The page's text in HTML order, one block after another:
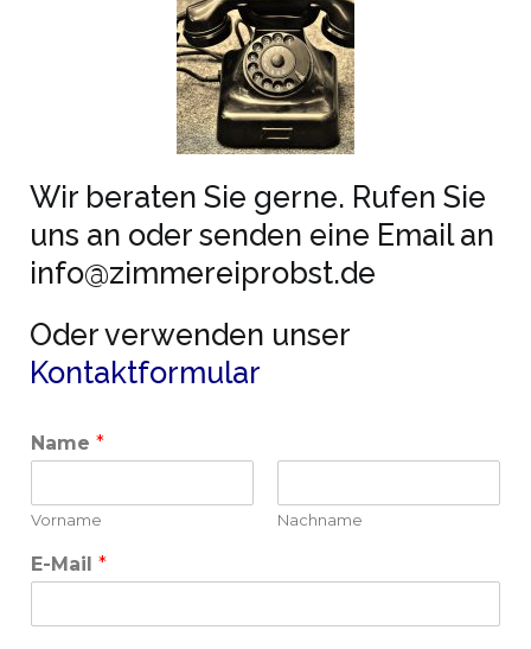
Wir beraten Sie gerne. Rufen Sie
uns an oder senden eine Email an
info@zimmereiprobst.de
Oder verwenden unser
Kontaktformular
Name *
Vorname Nachname
E-Mail *